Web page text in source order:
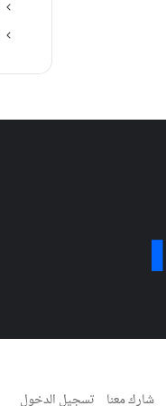
شارك معنا تسجيل الدخول